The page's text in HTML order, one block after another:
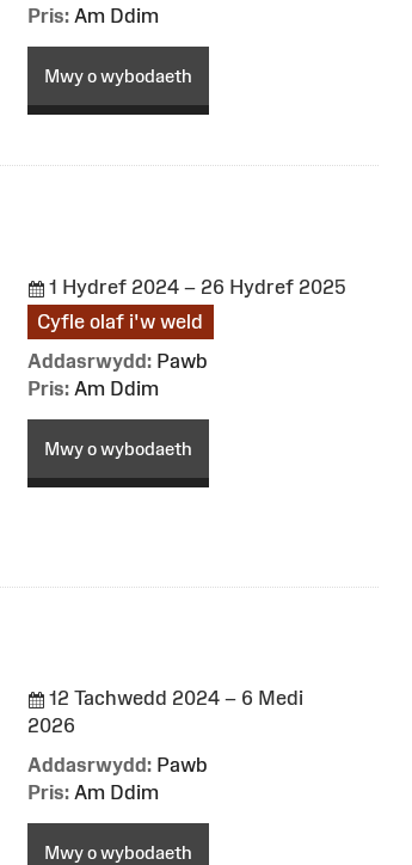
Pris: Am Ddim
Mwy o wybodaeth
1 Hydref 2024 – 26 Hydref 2025
Cyfle olaf i'w weld
Addasrwydd: Pawb
Pris: Am Ddim
Mwy o wybodaeth
12 Tachwedd 2024 – 6 Medi
2026
Addasrwydd: Pawb
Pris: Am Ddim
Mwy o wybodaeth